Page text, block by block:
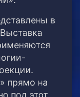
в
прямо на